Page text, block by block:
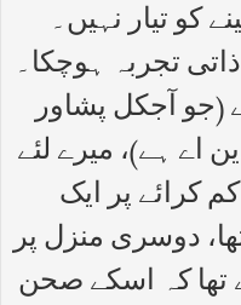
کو تیار نہیں۔
تجربہ ہوچکا۔
(جو آجکل پشاور
اے ہے)، میرے لئے
کرائے پر ایک
دوسری منزل پر
تھا کہ اسکے صحن